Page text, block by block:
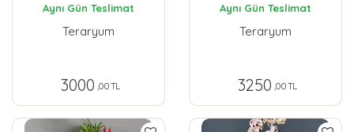
Aynı Gün Teslimat
Teraryum
3000 ,00 TL
Aynı Gün Teslimat
Teraryum
3250 ,00 TL